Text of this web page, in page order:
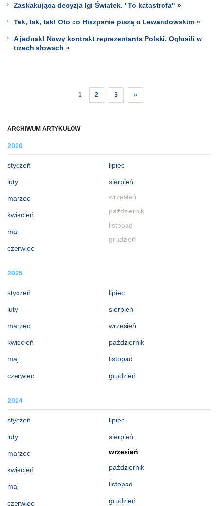
ARCHIWUM ARTYKUŁÓW
2026
styczeń
luty
marzec
kwiecień
maj
czerwiec
lipiec
sierpień
wrzesień
październik
listopad
grudzień
2025
styczeń
luty
marzec
kwiecień
maj
czerwiec
lipiec
sierpień
wrzesień
październik
listopad
grudzień
2024
styczeń
luty
marzec
kwiecień
maj
czerwiec
lipiec
sierpień
wrzesień
październik
listopad
grudzień
Zaskakująca decyzja Igi Świątek. "To katastrofa" »
Tak, tak, tak! Oto co Hiszpanie piszą o Lewandowskim »
A jednak! Nowy kontrakt reprezentanta Polski. Ogłosili w
trzech słowach »
1 2 3 »